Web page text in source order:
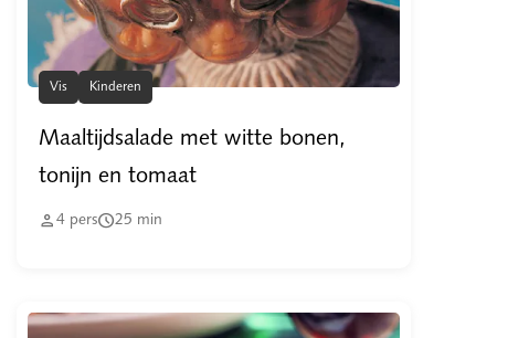
Maaltijdsalade met witte bonen,
tonijn en tomaat
4 pers25 min
Vis Kinderen